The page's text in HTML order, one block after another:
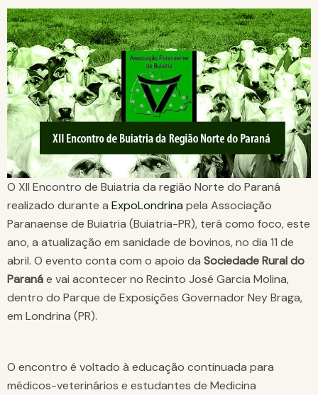
O XII Encontro de Buiatria da região Norte do Paraná
realizado durante a ExpoLondrinapela Associação
Paranaense de Buiatria (Buiatria-PR), terá como foco, este
ano, a atualização em sanidade de bovinos, no dia 11 de
abril. O evento conta com o apoio da Sociedade Rural do
Paranáe vai acontecer no Recinto José Garcia Molina,
dentro do Parque de Exposições Governador Ney Braga,
em Londrina (PR).
O encontro é voltado à educação continuada para
médicos-veterinários e estudantes de Medicina